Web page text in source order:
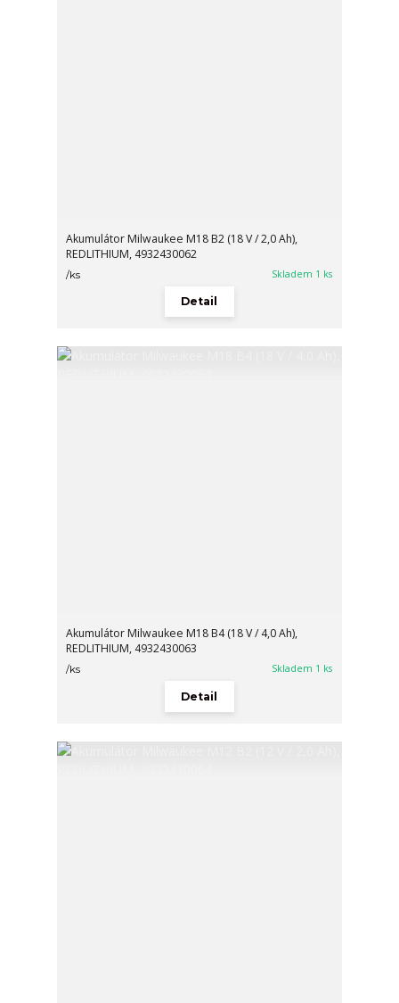
Akumulátor Milwaukee M18 B2 (18 V / 2,0 Ah),
REDLITHIUM, 4932430062
/ks Skladem 1 ks
Detail
Akumulátor Milwaukee M18 B4 (18 V / 4,0 Ah),
REDLITHIUM, 4932430063
/ks Skladem 1 ks
Detail